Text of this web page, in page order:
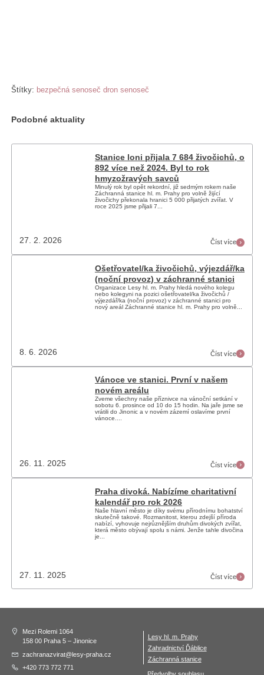
Štítky: bezpečná senoseč dron senoseč
Podobné aktuality
27. 2. 2026
Stanice loni přijala 7 684 živočichů, o
892 více než 2024. Byl to rok
hmyzožravých savců
Minulý rok byl opět rekordní, již sedmým rokem naše
Záchranná stanice hl. m. Prahy pro volně žijící
živočichy překonala hranici 5 000 přijatých zvířat. V
roce 2025 jsme přijali 7...
Číst více
8. 6. 2026
Ošetřovatel/ka živočichů, výjezdář/ka
(noční provoz) v záchranné stanici
Organizace Lesy hl. m. Prahy hledá nového kolegu
nebo kolegyni na pozici ošetřovatel/ka živočichů /
výjezdář/ka (noční provoz) v záchranné stanici pro
nový areál Záchranné stanice hl. m. Prahy pro volně...
Číst více
26. 11. 2025
Vánoce ve stanici. První v našem
novém areálu
Zveme všechny naše příznivce na vánoční setkání v
sobotu 6. prosince od 10 do 15 hodin. Na jaře jsme se
vrátili do Jinonic a v novém zázemí oslavíme první
vánoce....
Číst více
27. 11. 2025
Praha divoká. Nabízíme charitativní
kalendář pro rok 2026
Naše hlavní město je díky svému přírodnímu bohatství
skutečně takové. Rozmanitost, kterou zdejší příroda
nabízí, vyhovuje nejrůznějším druhům divokých zvířat,
která město obývají spolu s námi. Jenže tahle divočina
je...
Číst více
Mezi Rolemi 1064
158 00 Praha 5 – Jinonice
zachranazvirat@lesy-praha.cz
+420 773 772 771
Lesy hl. m. Prahy
Zahradnictví Ďáblice
Záchranná stanice